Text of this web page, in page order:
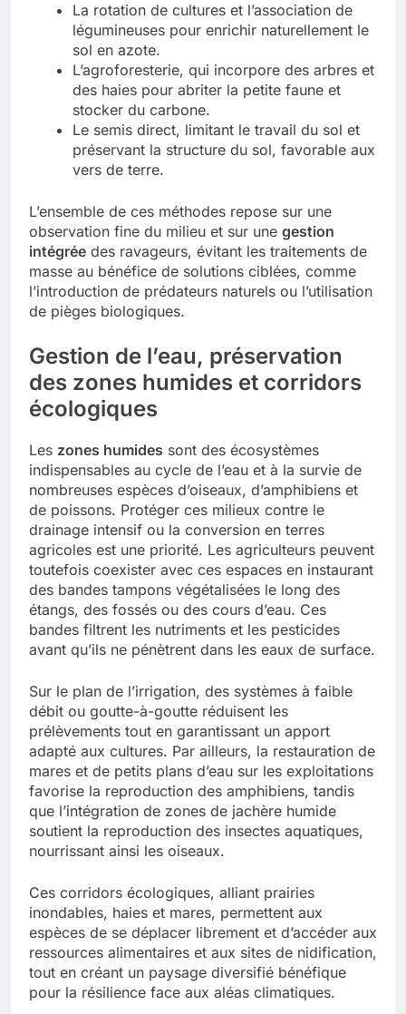
La rotation de cultures et l’association de
légumineuses pour enrichir naturellement le
sol en azote.
L’agroforesterie, qui incorpore des arbres et
des haies pour abriter la petite faune et
stocker du carbone.
Le semis direct, limitant le travail du sol et
préservant la structure du sol, favorable aux
vers de terre.
L’ensemble de ces méthodes repose sur une
observation fine du milieu et sur une gestion
intégrée des ravageurs, évitant les traitements de
masse au bénéfice de solutions ciblées, comme
l’introduction de prédateurs naturels ou l’utilisation
de pièges biologiques.
Gestion de l’eau, préservation
des zones humides et corridors
écologiques
Les zones humides sont des écosystèmes
indispensables au cycle de l’eau et à la survie de
nombreuses espèces d’oiseaux, d’amphibiens et
de poissons. Protéger ces milieux contre le
drainage intensif ou la conversion en terres
agricoles est une priorité. Les agriculteurs peuvent
toutefois coexister avec ces espaces en instaurant
des bandes tampons végétalisées le long des
étangs, des fossés ou des cours d’eau. Ces
bandes filtrent les nutriments et les pesticides
avant qu’ils ne pénètrent dans les eaux de surface.
Sur le plan de l’irrigation, des systèmes à faible
débit ou goutte-à-goutte réduisent les
prélèvements tout en garantissant un apport
adapté aux cultures. Par ailleurs, la restauration de
mares et de petits plans d’eau sur les exploitations
favorise la reproduction des amphibiens, tandis
que l’intégration de zones de jachère humide
soutient la reproduction des insectes aquatiques,
nourrissant ainsi les oiseaux.
Ces corridors écologiques, alliant prairies
inondables, haies et mares, permettent aux
espèces de se déplacer librement et d’accéder aux
ressources alimentaires et aux sites de nidification,
tout en créant un paysage diversifié bénéfique
pour la résilience face aux aléas climatiques.